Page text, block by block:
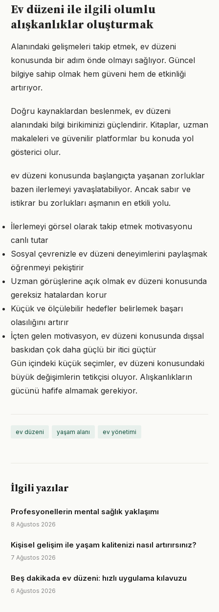
Ev düzeni ile ilgili olumlu
alışkanlıklar oluşturmak
Alanındaki gelişmeleri takip etmek, ev düzeni
konusunda bir adım önde olmayı sağlıyor. Güncel
bilgiye sahip olmak hem güveni hem de etkinliği
artırıyor.
Doğru kaynaklardan beslenmek, ev düzeni
alanındaki bilgi birikiminizi güçlendirir. Kitaplar, uzman
makaleleri ve güvenilir platformlar bu konuda yol
gösterici olur.
ev düzeni konusunda başlangıçta yaşanan zorluklar
bazen ilerlemeyi yavaşlatabiliyor. Ancak sabır ve
istikrar bu zorlukları aşmanın en etkili yolu.
İlerlemeyi görsel olarak takip etmek motivasyonu
canlı tutar
Sosyal çevrenizle ev düzeni deneyimlerini paylaşmak
öğrenmeyi pekiştirir
Uzman görüşlerine açık olmak ev düzeni konusunda
gereksiz hatalardan korur
Küçük ve ölçülebilir hedefler belirlemek başarı
olasılığını artırır
İçten gelen motivasyon, ev düzeni konusunda dışsal
baskıdan çok daha güçlü bir itici güçtür
Gün içindeki küçük seçimler, ev düzeni konusundaki
büyük değişimlerin tetikçisi oluyor. Alışkanlıkların
gücünü hafife almamak gerekiyor.
ev düzeni yaşam alanı ev yönetimi
İlgili yazılar
Profesyonellerin mental sağlık yaklaşımı
8 Ağustos 2026
Kişisel gelişim ile yaşam kalitenizi nasıl artırırsınız?
7 Ağustos 2026
Beş dakikada ev düzeni: hızlı uygulama kılavuzu
6 Ağustos 2026